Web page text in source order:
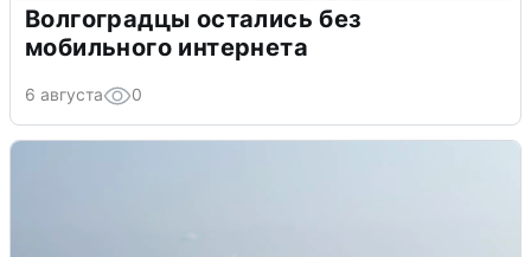
Волгоградцы остались без
мобильного интернета
6 августа 0